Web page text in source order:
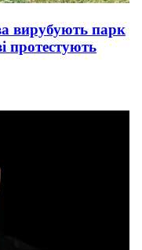
вирубують парк
протестують